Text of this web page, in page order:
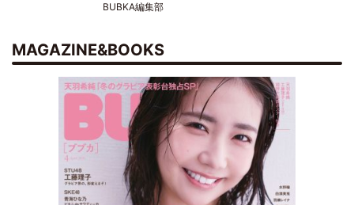
BUBKA編集部
MAGAZINE&BOOKS